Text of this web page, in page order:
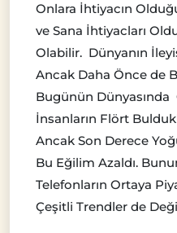
Onlara İhtiyacın
ve Sana İhtiyacları
Olabilir. Dünyanın
Ancak Daha Önce de
Bugünün
İnsanların Flört
Ancak Son Derece
Bu Eğilim Azaldı.
Telefonların Ortaya
Çeşitli Trendler de